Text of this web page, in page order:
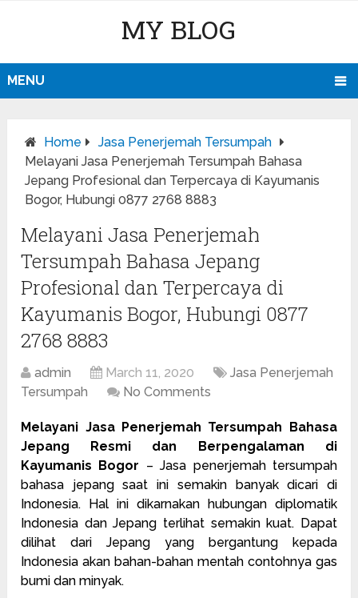
MY BLOG
MENU
Home
Jasa Penerjemah Tersumpah
Melayani Jasa Penerjemah Tersumpah Bahasa
Jepang Profesional dan Terpercaya di Kayumanis
Bogor, Hubungi 0877 2768 8883
Melayani Jasa Penerjemah
Tersumpah Bahasa Jepang
Profesional dan Terpercaya di
Kayumanis Bogor, Hubungi 0877
2768 8883
admin March 11, 2020
Jasa Penerjemah
Tersumpah
No Comments
Melayani Jasa Penerjemah Tersumpah Bahasa
Jepang Resmi dan Berpengalaman di
Kayumanis Bogor – Jasa penerjemah tersumpah
bahasa jepang saat ini semakin banyak dicari di
Indonesia. Hal ini dikarnakan hubungan diplomatik
Indonesia dan Jepang terlihat semakin kuat. Dapat
dilihat dari Jepang yang bergantung kepada
Indonesia akan bahan-bahan mentah contohnya gas
bumi dan minyak.